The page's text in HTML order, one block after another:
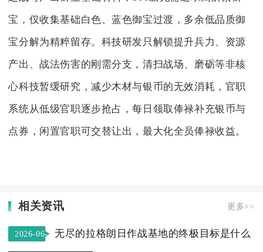
宝，仅收集基础白色、蓝色御宝过渡，多余低品质御
宝分解为精粹留存。科技研发只解锁提升兵力、资源
产出、战法伤害的刚需分支，清扫战场、磨砺等非核
心科技暂缓研究，减少木材与银币的无效消耗，官职
系统从低级官职逐步抢占，每日领取俸禄补充银币与
点券，闲置官职可交替让出，最大化全员俸禄收益。
相关资讯 更多>>
2026-06-
无尽的拉格朗日作战基地的终极目标是什么